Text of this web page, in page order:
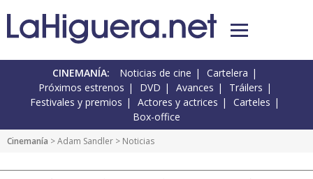
CINEMANÍA: Noticias de cine
Cartelera
Próximos estrenos
DVD Avances
Tráilers
Festivales y premios
Actores y actrices
Carteles
Box-office
Cinemanía >Adam Sandler > Noticias